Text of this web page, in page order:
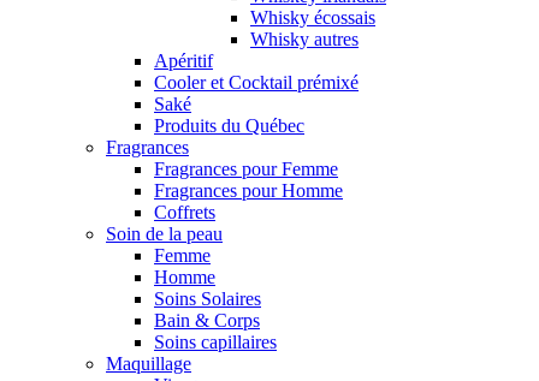
Whisky écossais
Whisky autres
Apéritif
Cooler et Cocktail prémixé
Saké
Produits du Québec
Fragrances
Fragrances pour Femme
Fragrances pour Homme
Coffrets
Soin de la peau
Femme
Homme
Soins Solaires
Bain & Corps
Soins capillaires
Maquillage